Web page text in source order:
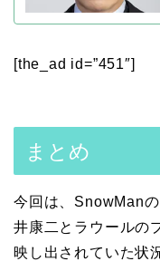
[the_ad id=”451″]
まとめ
今回は、SnowMan
井康二とラウールの
映し出されていた状